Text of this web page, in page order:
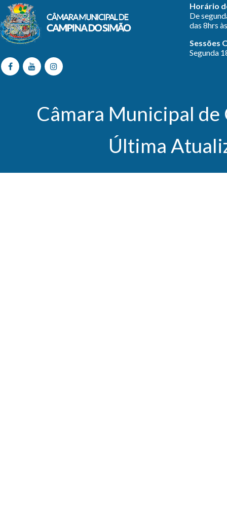
Horário
De
das 8hrs
Sessões
Segunda
Câmara Municipal de
Última